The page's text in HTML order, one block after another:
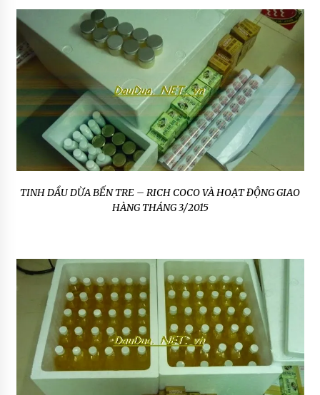
TINH DẦU DỪA BẾN TRE – RICH COCO VÀ HOẠT ĐỘNG GIAO
HÀNG THÁNG 3/2015